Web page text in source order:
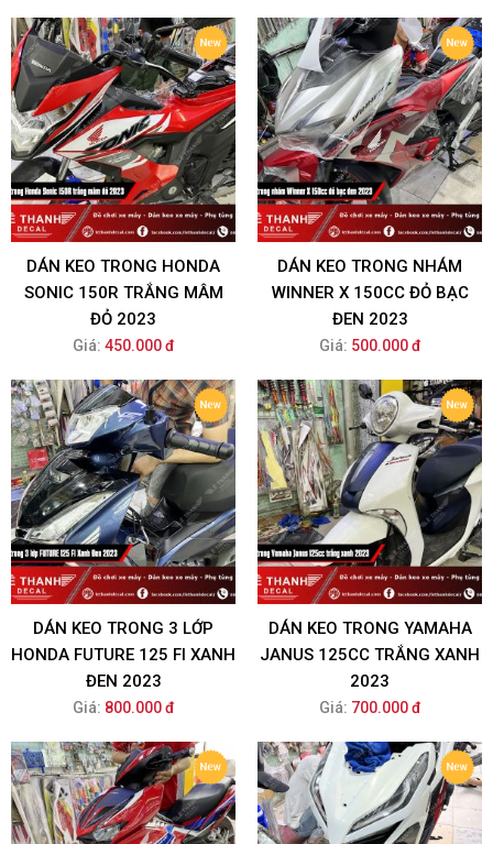
DÁN KEO TRONG HONDA
SONIC 150R TRẮNG MÂM
ĐỎ 2023
Giá: 450.000 đ
DÁN KEO TRONG NHÁM
WINNER X 150CC ĐỎ BẠC
ĐEN 2023
Giá: 500.000 đ
DÁN KEO TRONG 3 LỚP
HONDA FUTURE 125 FI XANH
ĐEN 2023
Giá: 800.000 đ
DÁN KEO TRONG YAMAHA
JANUS 125CC TRẮNG XANH
2023
Giá: 700.000 đ